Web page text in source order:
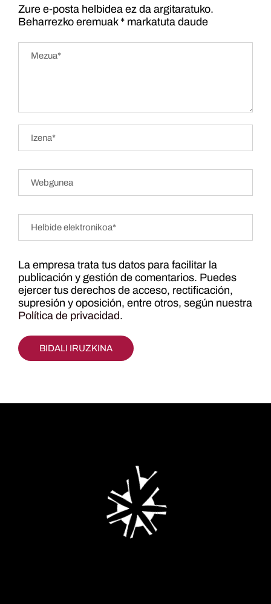
Zure e-posta helbidea ez da argitaratuko.
Beharrezko eremuak * markatuta daude
La empresa trata tus datos para facilitar la
publicación y gestión de comentarios. Puedes
ejercer tus derechos de acceso, rectificación,
supresión y oposición, entre otros, según nuestra
Política de privacidad.